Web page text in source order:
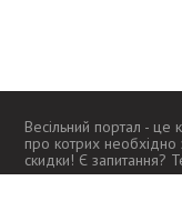
Весільний портал - це
про котрих необхідно
скидки! Є запитання?